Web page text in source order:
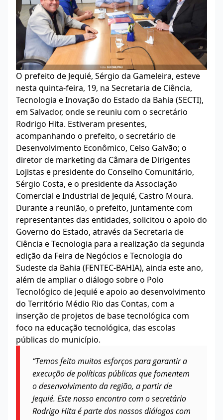
O prefeito de Jequié, Sérgio da Gameleira, esteve
nesta quinta-feira, 19, na Secretaria de Ciência,
Tecnologia e Inovação do Estado da Bahia (SECTI),
em Salvador, onde se reuniu com o secretário
Rodrigo Hita. Estiveram presentes,
acompanhando o prefeito, o secretário de
Desenvolvimento Econômico, Celso Galvão; o
diretor de marketing da Câmara de Dirigentes
Lojistas e presidente do Conselho Comunitário,
Sérgio Costa, e o presidente da Associação
Comercial e Industrial de Jequié, Castro Moura.
Durante a reunião, o prefeito, juntamente com
representantes das entidades, solicitou o apoio do
Governo do Estado, através da Secretaria de
Ciência e Tecnologia para a realização da segunda
edição da Feira de Negócios e Tecnologia do
Sudeste da Bahia (FENTEC-BAHIA), ainda este ano,
além de ampliar o diálogo sobre o Polo
Tecnológico de Jequié e apoio ao desenvolvimento
do Território Médio Rio das Contas, com a
inserção de projetos de base tecnológica com
foco na educação tecnológica, das escolas
públicas do município.
“Temos feito muitos esforços para garantir a
execução de políticas públicas que fomentem
o desenvolvimento da região, a partir de
Jequié. Este nosso encontro com o secretário
Rodrigo Hita é parte dos nossos diálogos com